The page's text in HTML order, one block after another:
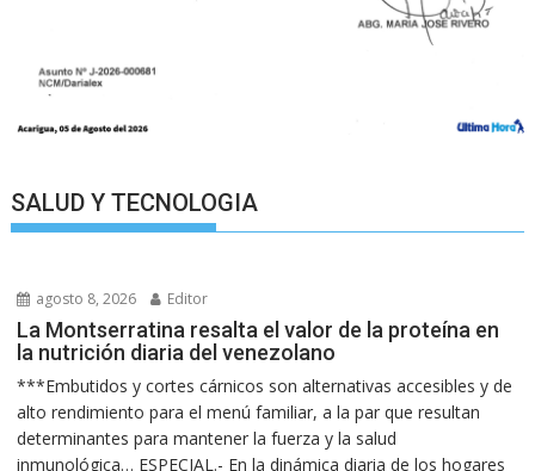
SALUD Y TECNOLOGIA
agosto 8, 2026 Editor
La Montserratina resalta el valor de la proteína en
la nutrición diaria del venezolano
***Embutidos y cortes cárnicos son alternativas accesibles y de
alto rendimiento para el menú familiar, a la par que resultan
determinantes para mantener la fuerza y la salud
inmunológica… ESPECIAL.- En la dinámica diaria de los hogares